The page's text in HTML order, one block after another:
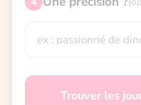
Trouver les